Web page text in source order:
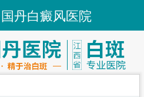
丹白癜风医院